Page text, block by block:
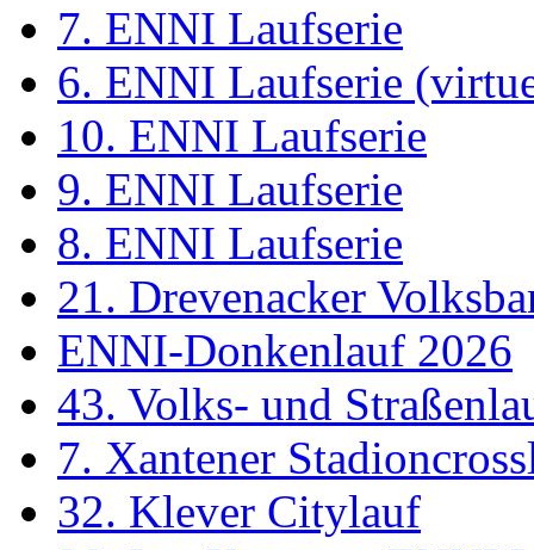
7. ENNI Laufserie
6. ENNI Laufserie
10. ENNI Laufserie
9. ENNI Laufserie
8. ENNI Laufserie
21. Drevenacker
ENNI-Donkenlauf 2026
43. Volks- und
7. Xantener
32. Klever Citylauf